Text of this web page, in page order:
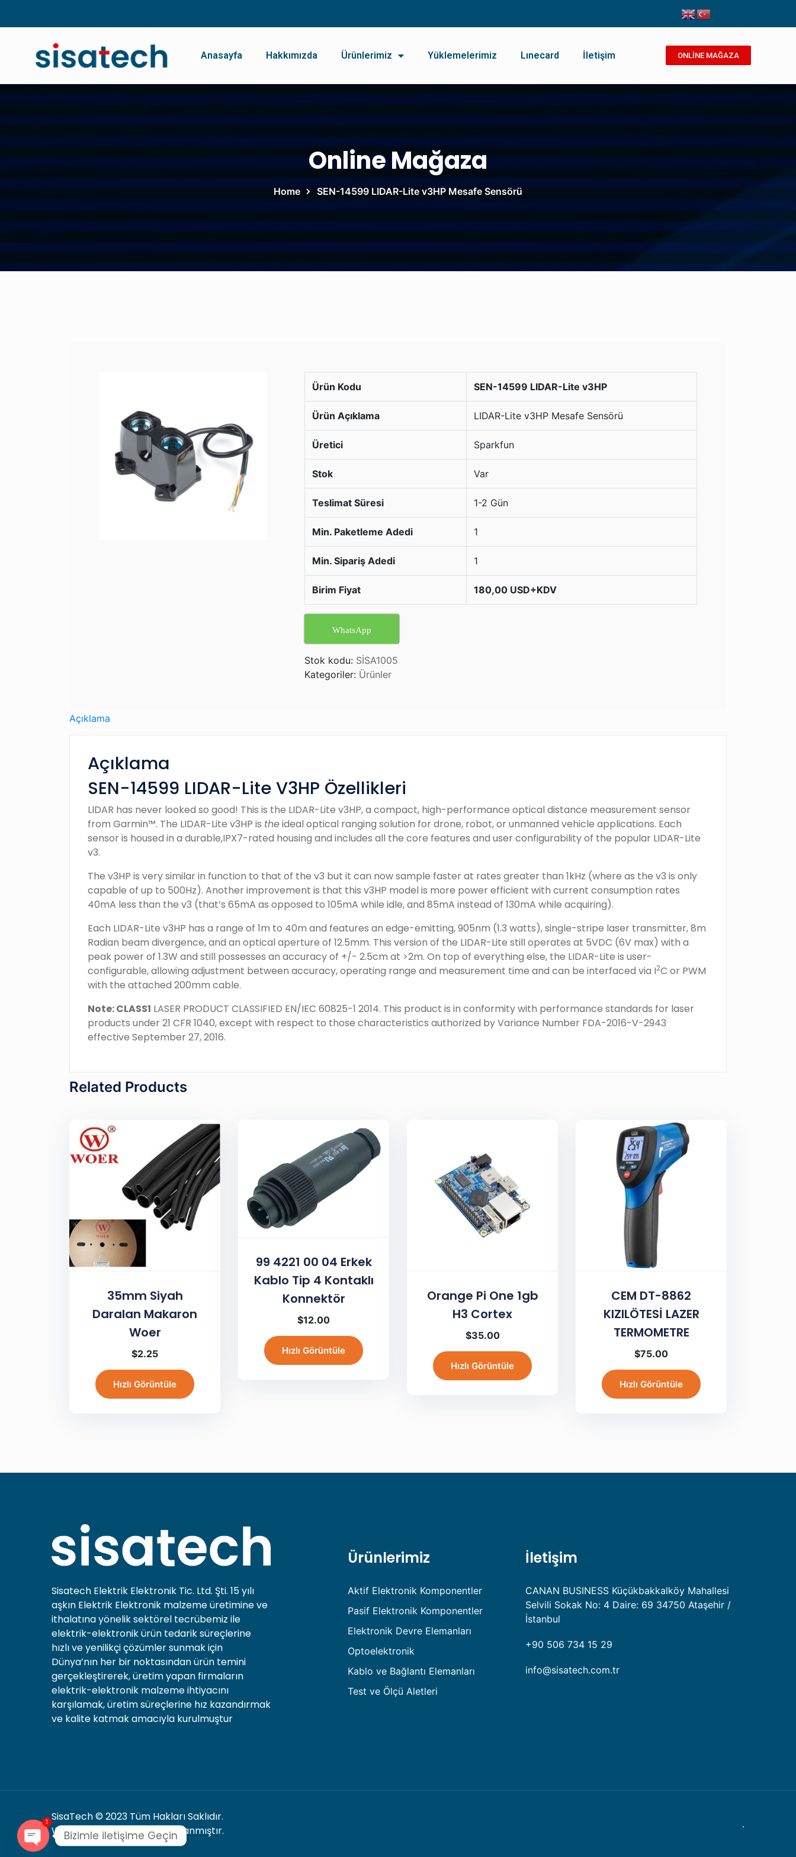
Anasayfa Hakkımızda Ürünlerimiz Yüklemelerimiz Lınecard İletişim ONLİNE MAĞAZA
Online Mağaza
Home SEN-14599 LIDAR-Lite v3HP Mesafe Sensörü
Ürün Kodu SEN-14599 LIDAR-Lite v3HP
Ürün Açıklama LIDAR-Lite v3HP Mesafe Sensörü
Üretici Sparkfun
Stok Var
Teslimat Süresi 1-2 Gün
Min. Paketleme Adedi 1
Min. Sipariş Adedi 1
Birim Fiyat 180,00 USD+KDV
WhatsApp
Stok kodu: SİSA1005
Kategoriler: Ürünler
Açıklama
Açıklama
SEN-14599 LIDAR-Lite V3HP Özellikleri
LIDAR has never looked so good! This is the LIDAR-Lite v3HP, a compact, high-performance optical distance measurement sensor
from Garmin™. The LIDAR-Lite v3HP is theideal optical ranging solution for drone, robot, or unmanned vehicle applications. Each
sensor is housed in a durable,IPX7-rated housing and includes all the core features and user configurability of the popular LIDAR-Lite
v3.
The v3HP is very similar in function to that of the v3 but it can now sample faster at rates greater than 1kHz (where as the v3 is only
capable of up to 500Hz). Another improvement is that this v3HP model is more power efficient with current consumption rates
40mA less than the v3 (that’s 65mA as opposed to 105mA while idle, and 85mA instead of 130mA while acquiring).
Each LIDAR-Lite v3HP has a range of 1m to 40m and features an edge-emitting, 905nm (1.3 watts), single-stripe laser transmitter, 8m
Radian beam divergence, and an optical aperture of 12.5mm. This version of the LIDAR-Lite still operates at 5VDC (6V max) with a
peak power of 1.3W and still possesses an accuracy of +/- 2.5cm at >2m. On top of everything else, the LIDAR-Lite is user-
configurable, allowing adjustment between accuracy, operating range and measurement time and can be interfaced via I2C or PWM
with the attached 200mm cable.
Note: CLASS1 LASER PRODUCT CLASSIFIED EN/IEC 60825-1 2014. This product is in conformity with performance standards for laser
products under 21 CFR 1040, except with respect to those characteristics authorized by Variance Number FDA-2016-V-2943
effective September 27, 2016.
Related Products
35mm Siyah
Daralan Makaron
Woer
$2.25
Hızlı Görüntüle
99 4221 00 04 Erkek
Kablo Tip 4 Kontaklı
Konnektör
$12.00
Hızlı Görüntüle
Orange Pi One 1gb
H3 Cortex
$35.00
Hızlı Görüntüle
CEM DT-8862
KIZILÖTESİ LAZER
TERMOMETRE
$75.00
Hızlı Görüntüle
Sisatech Elektrik Elektronik Tic. Ltd. Şti. 15 yılı
aşkın Elektrik Elektronik malzeme üretimine ve
ithalatına yönelik sektörel tecrübemiz ile
elektrik-elektronik ürün tedarik süreçlerine
hızlı ve yenilikçi çözümler sunmak için
Dünya’nın her bir noktasından ürün temini
gerçekleştirerek, üretim yapan firmaların
elektrik-elektronik malzeme ihtiyacını
karşılamak, üretim süreçlerine hız kazandırmak
ve kalite katmak amacıyla kurulmuştur
Ürünlerimiz
Aktif Elektronik Komponentler
Pasif Elektronik Komponentler
Elektronik Devre Elemanları
Optoelektronik
Kablo ve Bağlantı Elemanları
Test ve Ölçü Aletleri
İletişim
CANAN BUSINESS Küçükbakkalköy Mahallesi
Selvili Sokak No: 4 Daire: 69 34750 Ataşehir /
İstanbul
+90 506 734 15 29
info@sisatech.com.tr
SisaTech© 2023 Tüm Hakları Saklıdır.
Wix Bilişim Tarafından Tasarlanmıştır. .
Bizimle iletişime Geçin
1